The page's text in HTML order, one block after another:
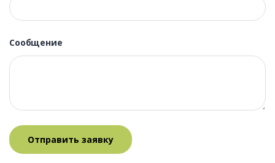
Сообщение